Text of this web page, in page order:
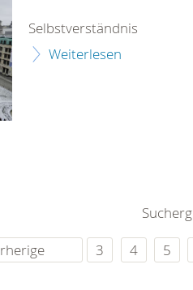
Selbstverständnis
Weiterlesen
3 4 5